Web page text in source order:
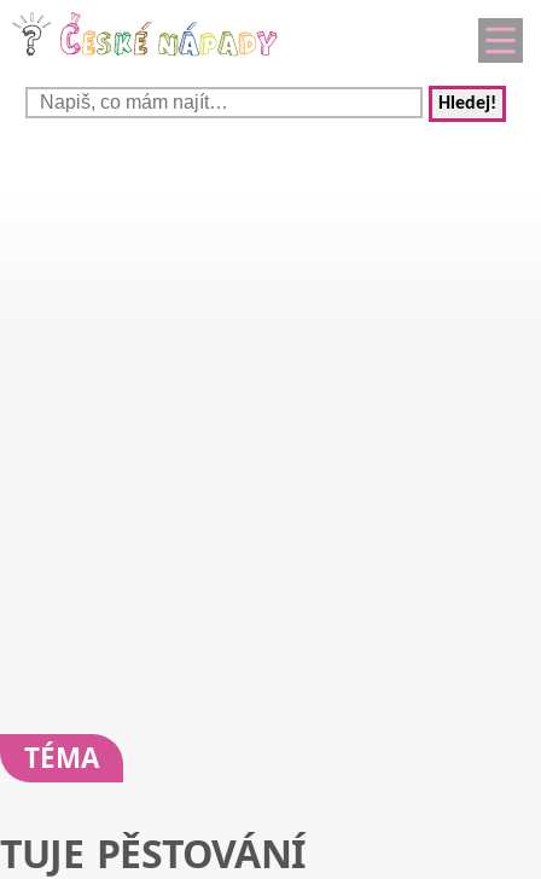
Hledej!
TÉMA
TUJE PĚSTOVÁNÍ